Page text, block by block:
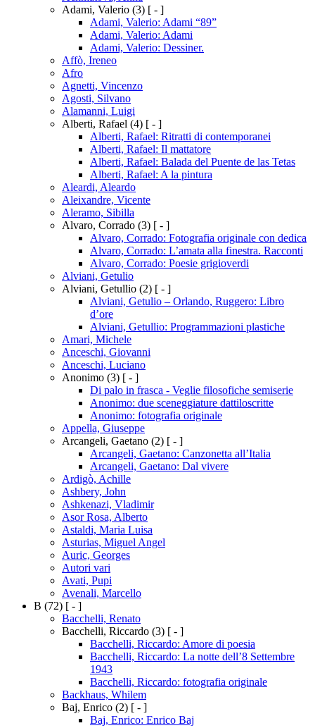
Adami, Valerio (3) [ - ]
Adami, Valerio: Adami “89”
Adami, Valerio: Adami
Adami, Valerio: Dessiner.
Affò, Ireneo
Afro
Agnetti, Vincenzo
Agosti, Silvano
Alamanni, Luigi
Alberti, Rafael (4) [ - ]
Alberti, Rafael: Ritratti di contemporanei
Alberti, Rafael: Il mattatore
Alberti, Rafael: Balada del Puente de las Tetas
Alberti, Rafael: A la pintura
Aleardi, Aleardo
Aleixandre, Vicente
Aleramo, Sibilla
Alvaro, Corrado (3) [ - ]
Alvaro, Corrado: Fotografia originale con dedica
Alvaro, Corrado: L’amata alla finestra. Racconti
Alvaro, Corrado: Poesie grigioverdi
Alviani, Getulio
Alviani, Getullio (2) [ - ]
Alviani, Getulio – Orlando, Ruggero: Libro
d’ore
Alviani, Getullio: Programmazioni plastiche
Amari, Michele
Anceschi, Giovanni
Anceschi, Luciano
Anonimo (3) [ - ]
Di palo in frasca - Veglie filosofiche semiserie
Anonimo: due sceneggiature dattiloscritte
Anonimo: fotografia originale
Appella, Giuseppe
Arcangeli, Gaetano (2) [ - ]
Arcangeli, Gaetano: Canzonetta all’Italia
Arcangeli, Gaetano: Dal vivere
Ardigò, Achille
Ashbery, John
Ashkenazi, Vladimir
Asor Rosa, Alberto
Astaldi, Maria Luisa
Asturias, Miguel Angel
Auric, Georges
Autori vari
Avati, Pupi
Avenali, Marcello
B (72) [ - ]
Bacchelli, Renato
Bacchelli, Riccardo (3) [ - ]
Bacchelli, Riccardo: Amore di poesia
Bacchelli, Riccardo: La notte dell’8 Settembre
1943
Bacchelli, Riccardo: fotografia originale
Backhaus, Whilem
Baj, Enrico (2) [ - ]
Baj, Enrico: Enrico Baj